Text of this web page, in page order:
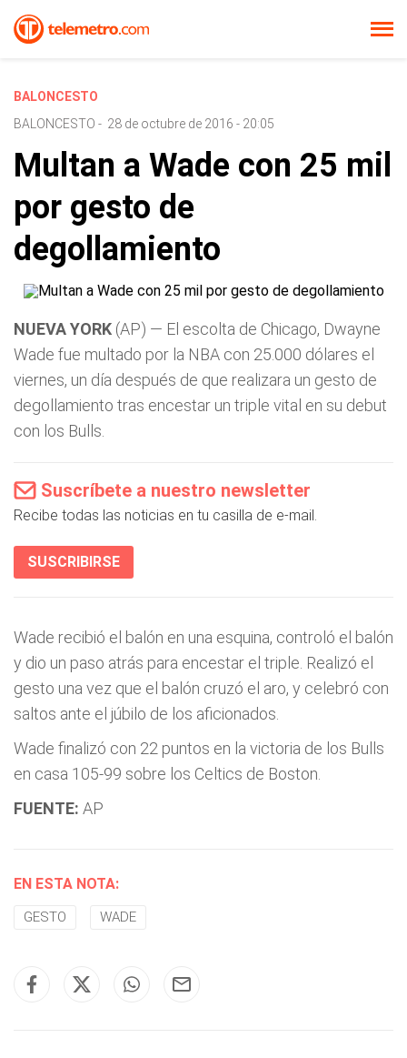
BALONCESTO
BALONCESTO - 28 de octubre de 2016 - 20:05
Multan a Wade con 25 mil
por gesto de
degollamiento
NUEVA YORK (AP) — El escolta de Chicago, Dwayne
Wade fue multado por la NBA con 25.000 dólares el
viernes, un día después de que realizara un gesto de
degollamiento tras encestar un triple vital en su debut
con los Bulls.
Suscríbete a nuestro newsletter
Recibe todas las noticias en tu casilla de e-mail.
SUSCRIBIRSE
Wade recibió el balón en una esquina, controló el balón
y dio un paso atrás para encestar el triple. Realizó el
gesto una vez que el balón cruzó el aro, y celebró con
saltos ante el júbilo de los aficionados.
Wade finalizó con 22 puntos en la victoria de los Bulls
en casa 105-99 sobre los Celtics de Boston.
FUENTE: AP
EN ESTA NOTA:
GESTO WADE